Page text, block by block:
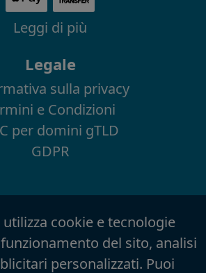
Leggi di più
Legale
sulla privacy
e Condizioni
per domini gTLD
GDPR
cookie e tecnologie
del sito, analisi
personalizzati. Puoi